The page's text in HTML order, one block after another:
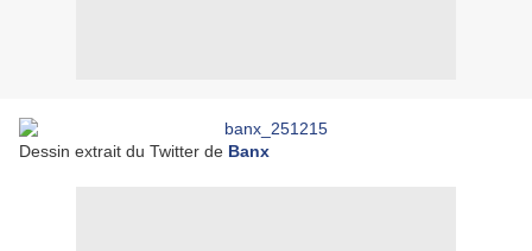
Dessin extrait du Twitter de Banx